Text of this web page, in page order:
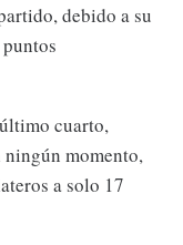
debido a su
cuarto,
momento,
a solo 17